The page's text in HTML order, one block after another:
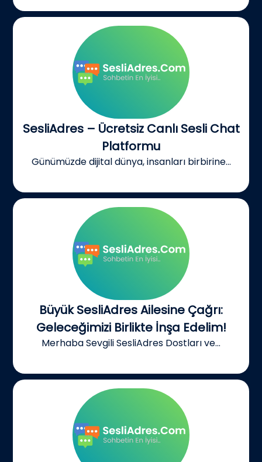
SesliAdres – Ücretsiz Canlı Sesli Chat
Platformu
Günümüzde dijital dünya, insanları birbirine...
Büyük SesliAdres Ailesine Çağrı:
Geleceğimizi Birlikte İnşa Edelim!
Merhaba Sevgili SesliAdres Dostları ve...